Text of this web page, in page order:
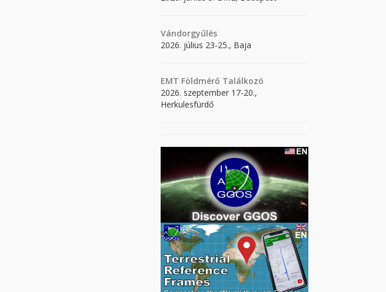
Vándorgyűlés
2026. július 23-25., Baja
EMT Földmérő Találkozó
2026. szeptember 17-20.,
Herkulesfürdő